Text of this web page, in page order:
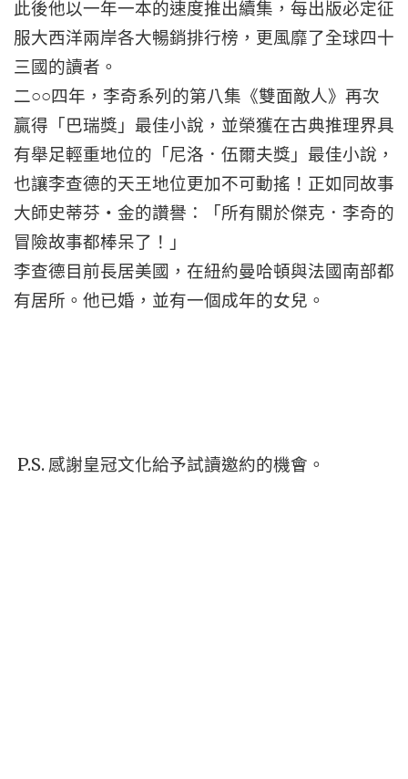
此後他以一年一本的速度推出續集，每出版必定征
服大西洋兩岸各大暢銷排行榜，更風靡了全球四十
三國的讀者。
二○○四年，李奇系列的第八集《雙面敵人》再次
贏得「巴瑞獎」最佳小說，並榮獲在古典推理界具
有舉足輕重地位的「尼洛．伍爾夫獎」最佳小說，
也讓李查德的天王地位更加不可動搖！正如同故事
大師史蒂芬 ‧ 金的讚譽：「所有關於傑克．李奇的
冒險故事都棒呆了！」
李查德目前長居美國，在紐約曼哈頓與法國南部都
有居所。他已婚，並有一個成年的女兒。
P.S. 感謝皇冠文化給予試讀邀約的機會。